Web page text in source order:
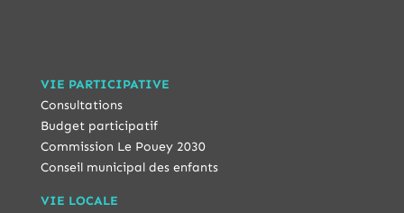
VIE PARTICIPATIVE
Consultations
Budget participatif
Commission Le Pouey 2030
Conseil municipal des enfants
VIE LOCALE